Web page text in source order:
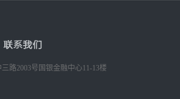
路2003号国银金融中心11-13楼